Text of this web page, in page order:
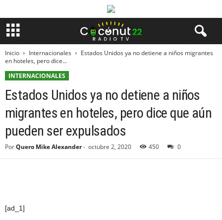
Inicio Internacionales
Estados Unidos ya no detiene a niños migrantes
en hoteles, pero dice...
INTERNACIONALES
Estados Unidos ya no detiene a niños
migrantes en hoteles, pero dice que aún
pueden ser expulsados
PorQuero Mike Alexander- octubre 2, 2020 450 0
[ad_1]